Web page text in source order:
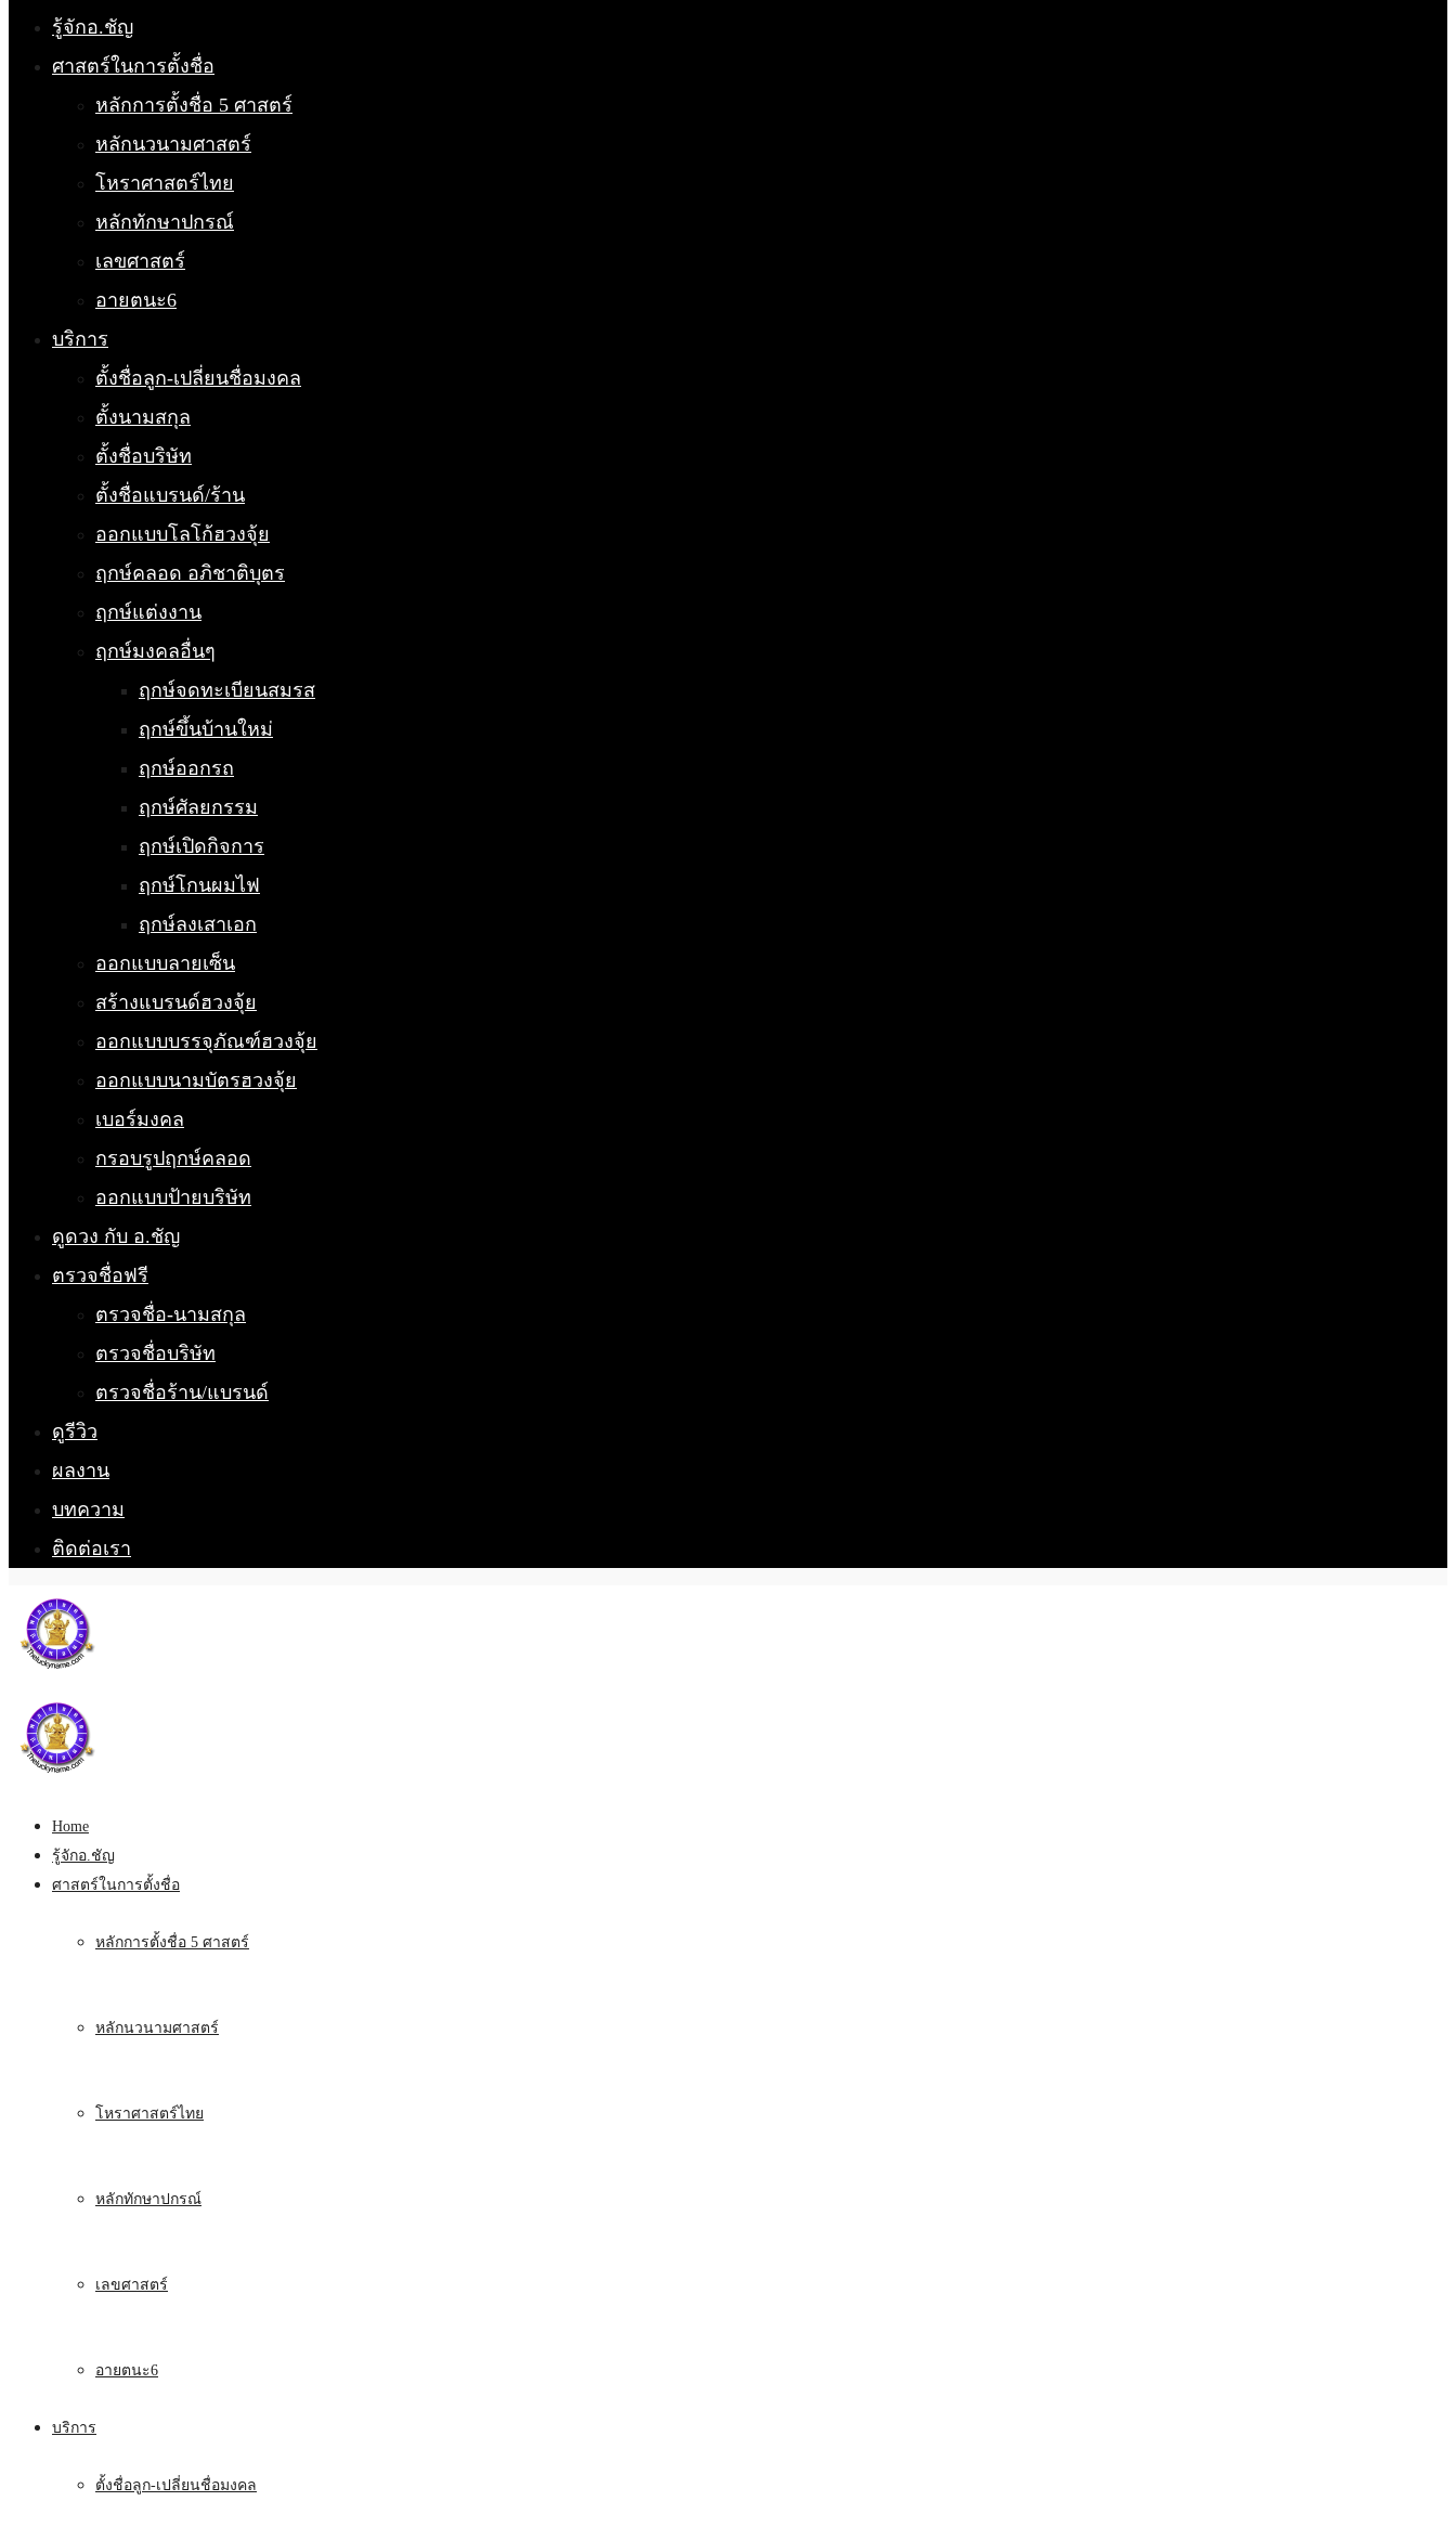
รู้จักอ.ชัญ
ศาสตร์ในการตั้งชื่อ
หลักการตั้งชื่อ 5 ศาสตร์
หลักนวนามศาสตร์
โหราศาสตร์ไทย
หลักทักษาปกรณ์
เลขศาสตร์
อายตนะ6
บริการ
ตั้งชื่อลูก-เปลี่ยนชื่อมงคล
ตั้งนามสกุล
ตั้งชื่อบริษัท
ตั้งชื่อแบรนด์/ร้าน
ออกแบบโลโก้ฮวงจุ้ย
ฤกษ์คลอด อภิชาติบุตร
ฤกษ์แต่งงาน
ฤกษ์มงคลอื่นๆ
ฤกษ์จดทะเบียนสมรส
ฤกษ์ขึ้นบ้านใหม่
ฤกษ์ออกรถ
ฤกษ์ศัลยกรรม
ฤกษ์เปิดกิจการ
ฤกษ์โกนผมไฟ
ฤกษ์ลงเสาเอก
ออกแบบลายเซ็น
สร้างแบรนด์ฮวงจุ้ย
ออกแบบบรรจุภัณฑ์ฮวงจุ้ย
ออกแบบนามบัตรฮวงจุ้ย
เบอร์มงคล
กรอบรูปฤกษ์คลอด
ออกแบบป้ายบริษัท
ดูดวง กับ อ.ชัญ
ตรวจชื่อฟรี
ตรวจชื่อ-นามสกุล
ตรวจชื่อบริษัท
ตรวจชื่อร้าน/แบรนด์
ดูรีวิว
ผลงาน
บทความ
ติดต่อเรา
Home
รู้จักอ.ชัญ
ศาสตร์ในการตั้งชื่อ
หลักการตั้งชื่อ 5 ศาสตร์
หลักนวนามศาสตร์
โหราศาสตร์ไทย
หลักทักษาปกรณ์
เลขศาสตร์
อายตนะ6
บริการ
ตั้งชื่อลูก-เปลี่ยนชื่อมงคล